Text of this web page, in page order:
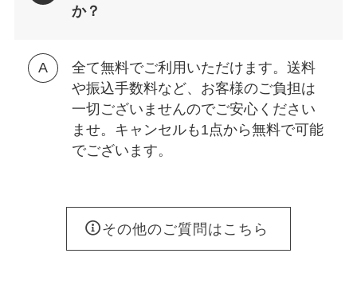
か？
全て無料でご利用いただけます。送料
や振込手数料など、お客様のご負担は
一切ございませんのでご安心ください
ませ。キャンセルも1点から無料で可能
でございます。
その他のご質問はこちら